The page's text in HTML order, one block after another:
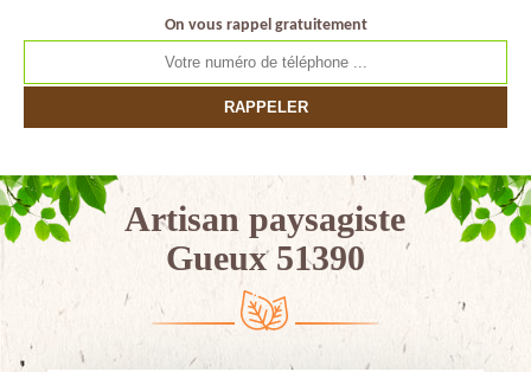
On vous rappel gratuitement
Artisan paysagiste
Gueux 51390